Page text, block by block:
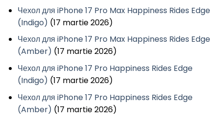
Чехол для iPhone 17 Pro Max Happiness Rides Edge
(Indigo) (17 martie 2026)
Чехол для iPhone 17 Pro Max Happiness Rides Edge
(Amber) (17 martie 2026)
Чехол для iPhone 17 Pro Happiness Rides Edge
(Indigo) (17 martie 2026)
Чехол для iPhone 17 Pro Happiness Rides Edge
(Amber) (17 martie 2026)